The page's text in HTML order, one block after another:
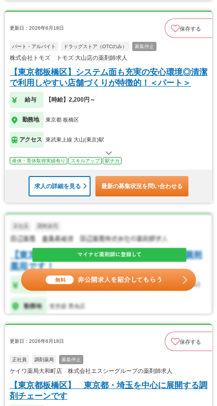
更新日：2026年6月18日 保存する
パート・アルバイト ドラッグストア（OTCのみ） 募集停止
株式会社トモズ トモズ 大山店の薬剤師求人
【東京都板橋区】システム面も充実の安心環境◎清潔
で利用しやすい店舗づくりが特徴的！＜パート＞
給与 【時給】2,200円～
勤務地 東京都 板橋区
アクセス 東武東上線 大山(東京)駅
産休・育休取得実績有り スキルアップ 駅チカ
求人の詳細を見る 最新の募集状況を問い合わせる
更新日：2026年6月18日 保存する
正社員 調剤薬局 募集停止
ケイワ薬局大和町店 株式会社エスシーグループの薬剤師求人
【東京都板橋区】 東京都・埼玉を中心に展開する調
剤チェーンです